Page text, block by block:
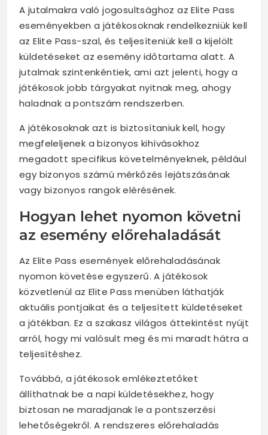
A jutalmakra való jogosultsághoz az Elite Pass
eseményekben a játékosoknak rendelkezniük kell
az Elite Pass-szal, és teljesíteniük kell a kijelölt
küldetéseket az esemény időtartama alatt. A
jutalmak szintenkéntiek, ami azt jelenti, hogy a
játékosok jobb tárgyakat nyitnak meg, ahogy
haladnak a pontszám rendszerben.
A játékosoknak azt is biztosítaniuk kell, hogy
megfeleljenek a bizonyos kihívásokhoz
megadott specifikus követelményeknek, például
egy bizonyos számú mérkőzés lejátszásának
vagy bizonyos rangok elérésének.
Hogyan lehet nyomon követni
az esemény előrehaladását
Az Elite Pass események előrehaladásának
nyomon követése egyszerű. A játékosok
közvetlenül az Elite Pass menüben láthatják
aktuális pontjaikat és a teljesített küldetéseket
a játékban. Ez a szakasz világos áttekintést nyújt
arról, hogy mi valósult meg és mi maradt hátra a
teljesítéshez.
Továbbá, a játékosok emlékeztetőket
állíthatnak be a napi küldetésekhez, hogy
biztosan ne maradjanak le a pontszerzési
lehetőségekről. A rendszeres előrehaladás